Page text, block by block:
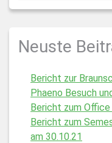
Neuste
Bericht zur
Phaeno Besuch
Bericht zum Office
Bericht zum
am 30.10.21